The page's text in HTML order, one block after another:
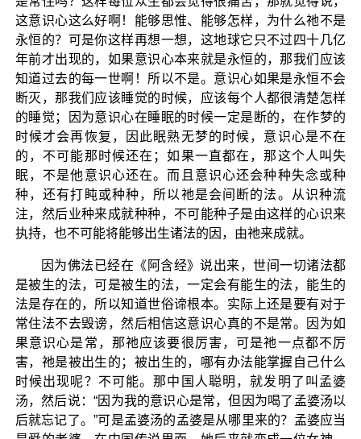
这意识心这么好啊！能够思惟、能够怎样，为什么祂不是
永恒的？可是你这样再想一想，这地球它只不过四十几亿
年前才出现的，如果意识心本来就是永恒的，那我们应该
知道过去的每一世啊！所以不是。意识心如果是永恒不会
断灭，那我们应该睡觉的时候，应该每个人都很清楚怎样
的睡觉；因为意识心在睡眠的时候一定是断的，在作梦的
时候才会再恢复，因此眠熟无梦的时候，意识心是不在
的，不可能那时候还在；如果一直都在，那这个人叫失
眠，不是他意识心还在。而且意识心还会种种失念或种
种，还有打盹或种种，所以祂是会间断的法。从识种流
注，然后业种来成就种种，不可能种子是由这样的心识来
执持，也不可能将能够出生诸法的因，由祂来成就。
因为佛法已经在《阿含经》说出来，世间一切诸法都
是被生的法，可是被生的法，一定会有能生的法，能生的
法是存在的，所以知道世俗谛根本。实际上还是要有对于
常住法不去毁谤，然后相信这意识心真的不是常。因为如
果意识心是常，那祂应该要很厉害，可是祂一点都不厉
害，祂是被出生的；被出生的，哪有办法能掌握自己什么
时候出现呢？不可能。那中国人聪明，就发明了叫孟婆
汤，然后说：“因为我的意识心是常，但因为喝了孟婆汤以
后就忘记了。”可是孟婆汤的孟婆是从哪里来的？孟婆应当